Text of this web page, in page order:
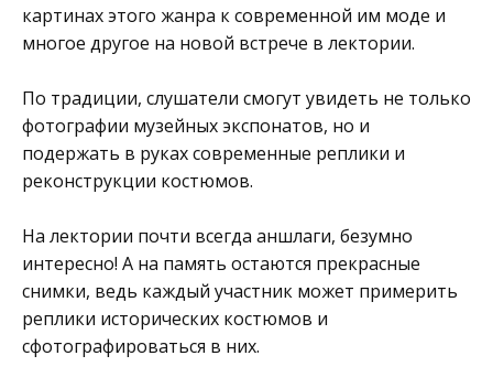
картинах этого жанра к современной им моде и
многое другое на новой встрече в лектории.
По традиции, слушатели смогут увидеть не только
фотографии музейных экспонатов, но и
подержать в руках современные реплики и
реконструкции костюмов.
На лектории почти всегда аншлаги, безумно
интересно! А на память остаются прекрасные
снимки, ведь каждый участник может примерить
реплики исторических костюмов и
сфотографироваться в них.